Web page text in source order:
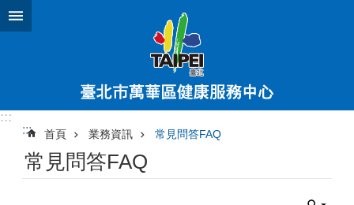
跳到主要內容區塊
:::
:::
首頁 業務資訊 常見問答FAQ
常見問答FAQ